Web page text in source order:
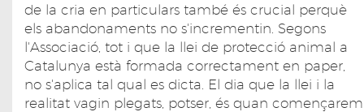
de la cria en particulars també és crucial perquè
els abandonaments no s'incrementin. Segons
l'Associació, tot i que la llei de protecció animal a
Catalunya està formada correctament en paper,
no s'aplica tal qual es dicta. El dia que la llei i la
realitat vagin plegats, potser, és quan començarem